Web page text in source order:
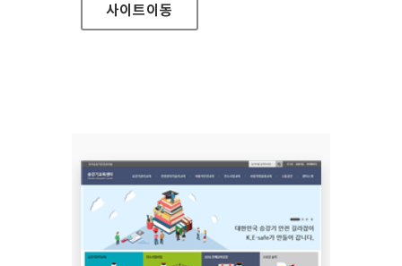
사이트이동